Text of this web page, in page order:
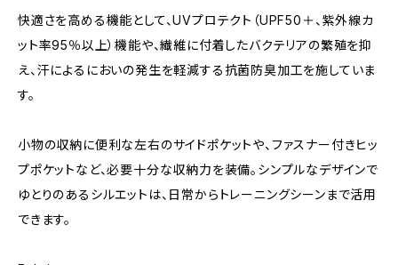
快適さを高める機能として、UVプロテクト（UPF50＋、紫外線カ
ット率95％以上）機能や、繊維に付着したバクテリアの繁殖を抑
え、汗によるにおいの発生を軽減する抗菌防臭加工を施していま
す。
小物の収納に便利な左右のサイドポケットや、ファスナー付きヒッ
プポケットなど、必要十分な収納力を装備。シンプルなデザインで
ゆとりのあるシルエットは、日常からトレーニングシーンまで活用
できます。